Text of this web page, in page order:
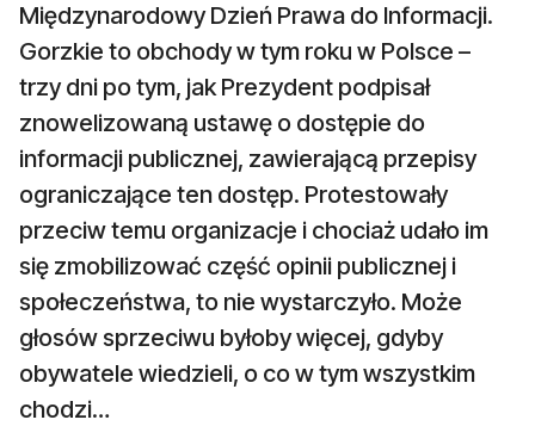
Międzynarodowy Dzień Prawa do Informacji.
Gorzkie to obchody w tym roku w Polsce –
trzy dni po tym, jak Prezydent podpisał
znowelizowaną ustawę o dostępie do
informacji publicznej, zawierającą przepisy
ograniczające ten dostęp. Protestowały
przeciw temu organizacje i chociaż udało im
się zmobilizować część opinii publicznej i
społeczeństwa, to nie wystarczyło. Może
głosów sprzeciwu byłoby więcej, gdyby
obywatele wiedzieli, o co w tym wszystkim
chodzi…